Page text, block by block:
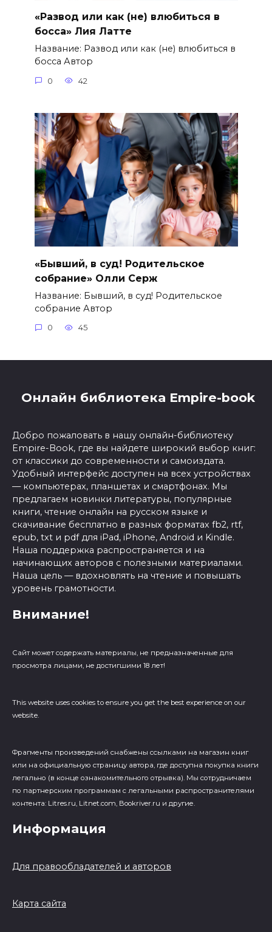
«Развод или как (не) влюбиться в
босса» Лия Латте
Название: Развод или как (не) влюбиться в
босса Автор
0 42
«Бывший, в суд! Родительское
собрание» Олли Серж
Название: Бывший, в суд! Родительское
собрание Автор
0 45
Онлайн библиотека Empire-book
Добро пожаловать в нашу онлайн-библиотеку
Empire-Book, где вы найдете широкий выбор книг:
от классики до современности и самоиздата.
Удобный интерфейс доступен на всех устройствах
— компьютерах, планшетах и смартфонах. Мы
предлагаем новинки литературы, популярные
книги, чтение онлайн на русском языке и
скачивание бесплатно в разных форматах fb2, rtf,
epub, txt и pdf для iPad, iPhone, Android и Kindle.
Наша поддержка распространяется и на
начинающих авторов с полезными материалами.
Наша цель — вдохновлять на чтение и повышать
уровень грамотности.
Внимание!
Сайт может содержать материалы, не предназначенные для
просмотра лицами, не достигшими 18 лет!
This website uses cookies to ensure you get the best experience on our
website.
Фрагменты произведений cнабжены ссылками на магазин книг
или на официальную страницу автора, где доступна покупка книги
легально (в конце ознакомительного отрывка). Мы сотрудничаем
по партнерским программам с легальными распространителями
контента: Litres.ru, Litnet.com, Bookriver.ru и другие.
Информация
Для правообладателей и авторов
Карта сайта